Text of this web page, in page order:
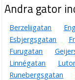
Andra gator
Berzeliigatan
Esbjergsgatan
Furugatan
Linnégatan
Runebergsgatan